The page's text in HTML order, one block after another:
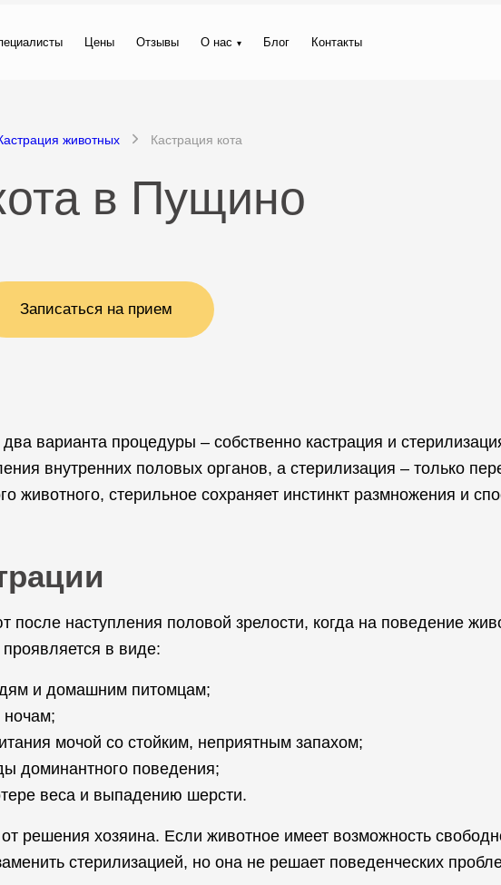
Цены Отзывы О нас Блог Контакты
животных Кастрация кота
в Пущино
Записаться на прием
варианта процедуры – собственно кастрация и
внутренних половых органов, а стерилизация – только
животного, стерильное сохраняет инстинкт размножения и
наступления половой зрелости, когда на поведение
в виде:
и домашним питомцам;
ночам;
мочой со стойким, неприятным запахом;
доминантного поведения;
веса и выпадению шерсти.
решения хозяина. Если животное имеет возможность
стерилизацией, но она не решает поведенческих